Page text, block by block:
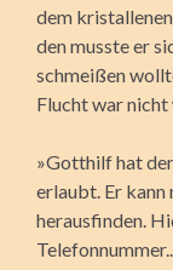
dem
den musste er
schmeißen
Flucht war nicht
»Gotthilf hat
erlaubt. Er
herausfinden.